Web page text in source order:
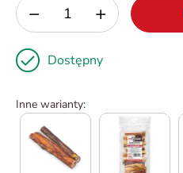
− +
Dostępny
Inne warianty: